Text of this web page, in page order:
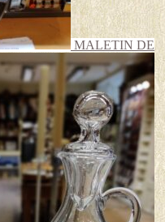
MALETIN DE